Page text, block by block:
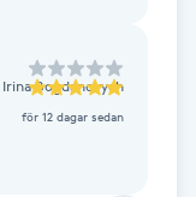
Irina Bogdanovych
för 12 dagar sedan